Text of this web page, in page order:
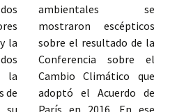
la
la
de
su
ambientales se
mostraron escépticos
sobre el resultado de la
Conferencia sobre el
Cambio Climático que
adoptó el Acuerdo de
París en 2016. En ese